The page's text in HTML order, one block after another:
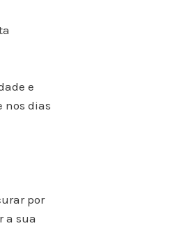
e
nos dias
por
a sua